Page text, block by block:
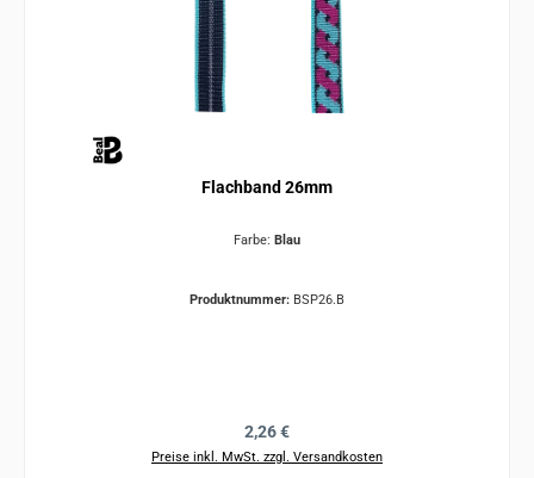
Flachband 26mm
Farbe: Blau
Produktnummer: BSP26.B
Regulärer Preis:
2,26 €
Preise inkl. MwSt. zzgl. Versandkosten